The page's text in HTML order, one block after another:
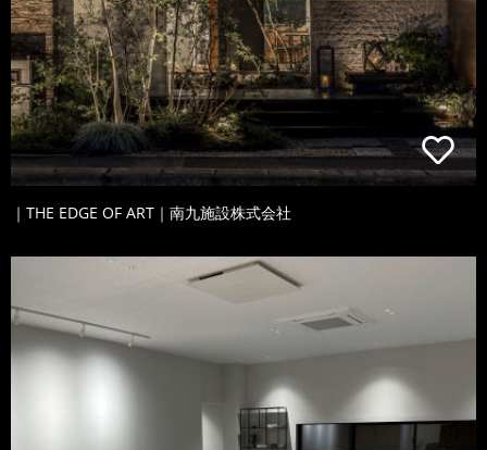
｜THE EDGE OF ART｜南九施設株式会社